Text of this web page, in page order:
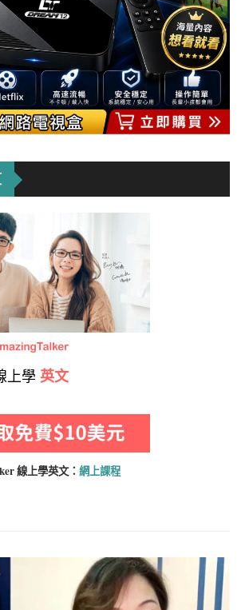
上學 英文
線上學英文： 網上課程